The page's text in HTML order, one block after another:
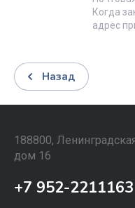
Когда
адрес
Назад
188800,
дом 16
+7 952-2211163